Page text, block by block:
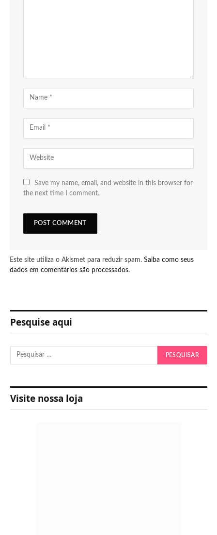
Save my name, email, and website in this browser for
the next time I comment.
Este site utiliza o Akismet para reduzir spam. Saiba como seus
dados em comentários são processados.
Pesquise aqui
Visite nossa loja